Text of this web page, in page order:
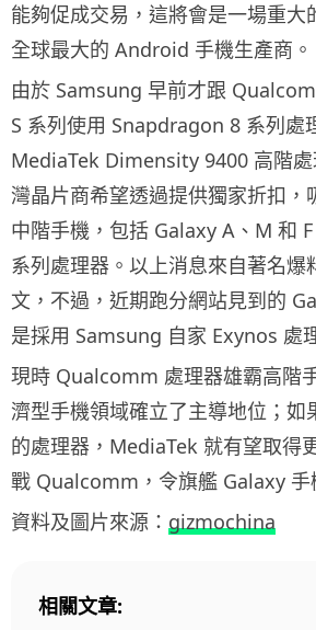
能夠促成交易，這將會是一場重
全球最大的 Android 手機生產商。
由於 Samsung 早前才跟
S 系列使用 Snapdragon 8 系列處
MediaTek Dimensity 9400 高階
灣晶片商希望透過提供獨家折扣
中階手機，包括 Galaxy A、M 和
系列處理器。以上消息來自著名
文，不過，近期跑分網站見到的
是採用 Samsung 自家 Exynos 處
現時 Qualcomm 處理器雄霸高階
濟型手機領域確立了主導地位；
的處理器，MediaTek 就有望取得
戰 Qualcomm，令旗艦 Galaxy
資料及圖片來源： gizmochina
相關文章: